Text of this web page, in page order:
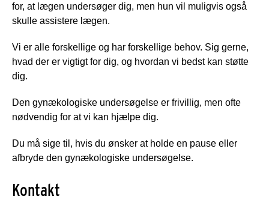
for, at lægen undersøger dig, men hun vil muligvis også
skulle assistere lægen.
Vi er alle forskellige og har forskellige behov. Sig gerne,
hvad der er vigtigt for dig, og hvordan vi bedst kan støtte
dig.
Den gynækologiske undersøgelse er frivillig, men ofte
nødvendig for at vi kan hjælpe dig.
Du må sige til, hvis du ønsker at holde en pause eller
afbryde den gynækologiske undersøgelse.
Kontakt